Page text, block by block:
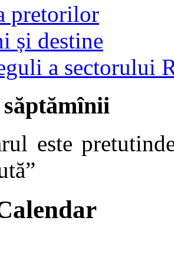
pretorilor
și destine
a sectorului
este
îl